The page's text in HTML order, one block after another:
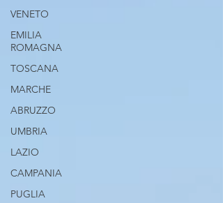
VENETO
EMILIA
ROMAGNA
TOSCANA
MARCHE
ABRUZZO
UMBRIA
LAZIO
CAMPANIA
PUGLIA